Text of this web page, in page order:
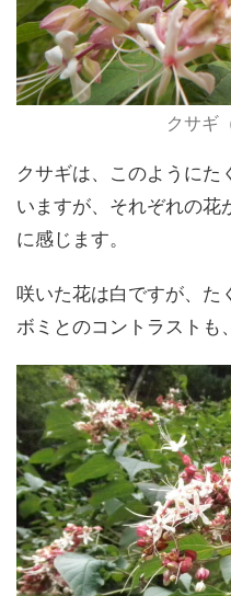
クサギ
クサギは、このようにた
いますが、それぞれの花
に感じます。
咲いた花は白ですが、た
ボミとのコントラストも